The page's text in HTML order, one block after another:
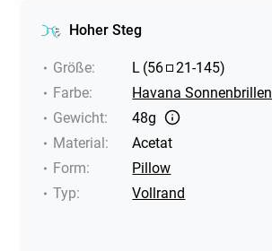
Hoher Steg
Größe: L (56 21-145)
Farbe:
Havana Sonnenbrillen
Gewicht:
48g
Material:
Acetat
Form:
Pillow
Typ: Vollrand